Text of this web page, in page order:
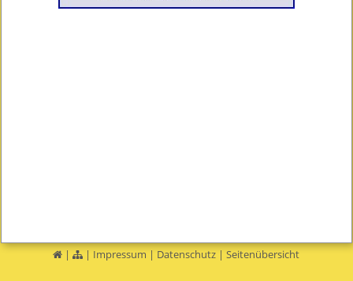
| | Impressum | Datenschutz |Seitenübersicht